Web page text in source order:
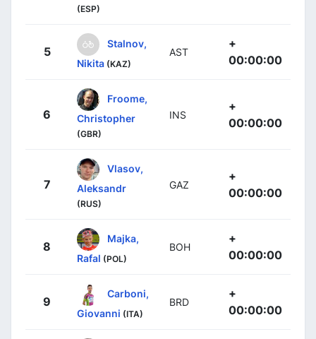
(ESP)
5
Stalnov,
Nikita (KAZ)
AST
+
00:00:00
6
Froome,
Christopher
(GBR)
INS
+
00:00:00
7
Vlasov,
Aleksandr
(RUS)
GAZ
+
00:00:00
8
Majka,
Rafal (POL)
BOH
+
00:00:00
9
Carboni,
Giovanni (ITA)
BRD
+
00:00:00